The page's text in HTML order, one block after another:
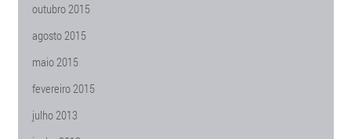
outubro 2015
agosto 2015
maio 2015
fevereiro 2015
julho 2013